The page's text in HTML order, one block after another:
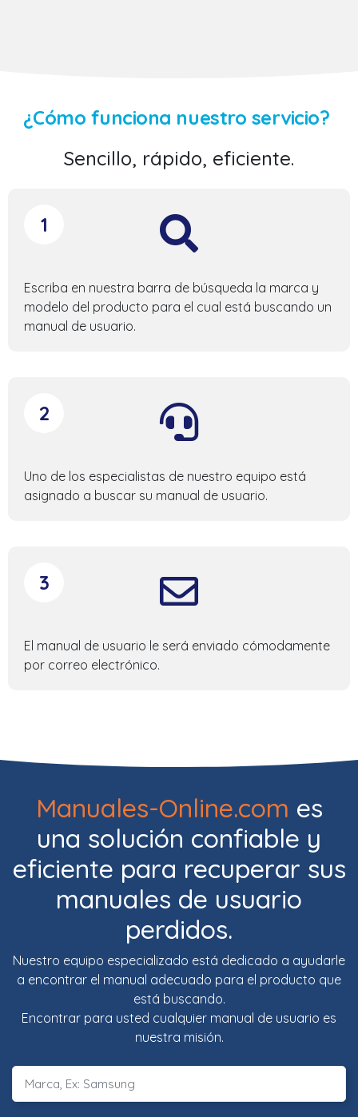
¿Cómo funciona nuestro servicio?
Sencillo, rápido, eficiente.
1
Escriba en nuestra barra de búsqueda la marca y
modelo del producto para el cual está buscando un
manual de usuario.
2
Uno de los especialistas de nuestro equipo está
asignado a buscar su manual de usuario.
3
El manual de usuario le será enviado cómodamente
por correo electrónico.
Manuales-Online.com es
una solución confiable y
eficiente para recuperar sus
manuales de usuario
perdidos.
Nuestro equipo especializado está dedicado a ayudarle
a encontrar el manual adecuado para el producto que
está buscando.
Encontrar para usted cualquier manual de usuario es
nuestra misión.